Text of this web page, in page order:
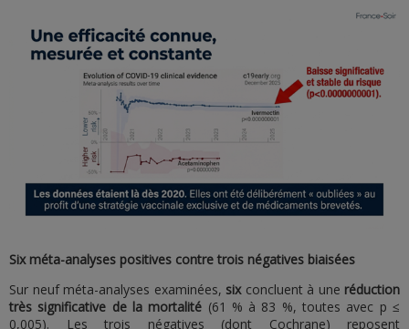
Six méta-analyses positives contre trois négatives biaisées
Sur neuf méta-analyses examinées, sixconcluent à une réduction
très significative de la mortalité (61 % à 83 %, toutes avec p ≤
0,005). Les trois négatives (dont Cochrane) reposent